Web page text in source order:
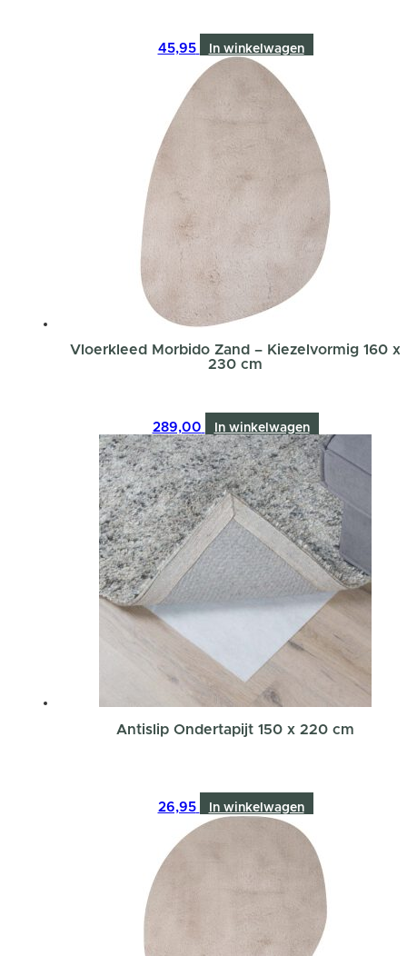
45,95 In winkelwagen
Vloerkleed Morbido Zand – Kiezelvormig 160 x
230 cm
289,00 In winkelwagen
Antislip Ondertapijt 150 x 220 cm
26,95 In winkelwagen